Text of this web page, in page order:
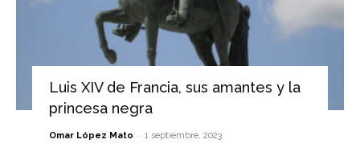
Luis XIV de Francia, sus amantes y la
princesa negra
Omar López Mato - 1 septiembre, 2023